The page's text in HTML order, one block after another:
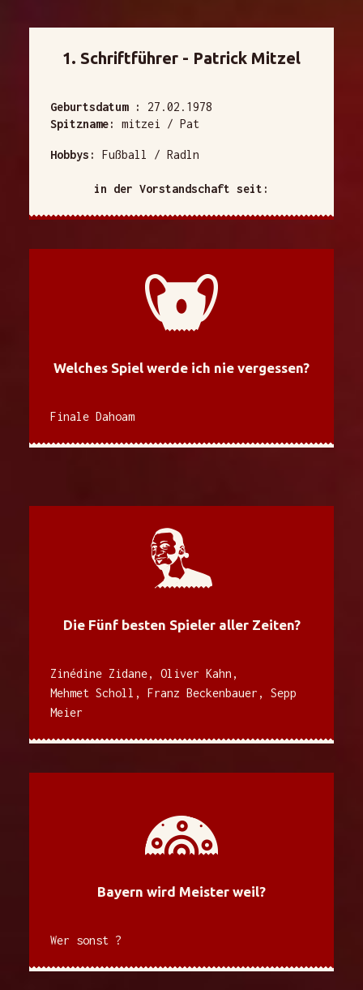
1. Schriftführer - Patrick Mitzel
Geburtsdatum :
27.02.1978
Spitzname: mitzei / Pat
Hobbys: Fußball / Radln
in der Vorstandschaft seit:
Welches Spiel werde ich nie vergessen?
Finale Dahoam
Die Fünf besten Spieler aller Zeiten?
Zinédine Zidane, Oliver Kahn,
Mehmet Scholl, Franz Beckenbauer, Sepp
Meier
Bayern wird Meister weil?
Wer sonst ?